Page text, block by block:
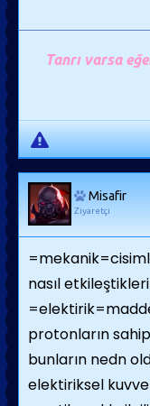
Tanrı varsa
Misafir
Ziyaretçi
nasıl
protonların
bunların nedn
elektiriksel